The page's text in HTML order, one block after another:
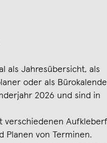
als Jahresübersicht, als
oder als
2026 und sind in
verschiedenen
Planen von Terminen.